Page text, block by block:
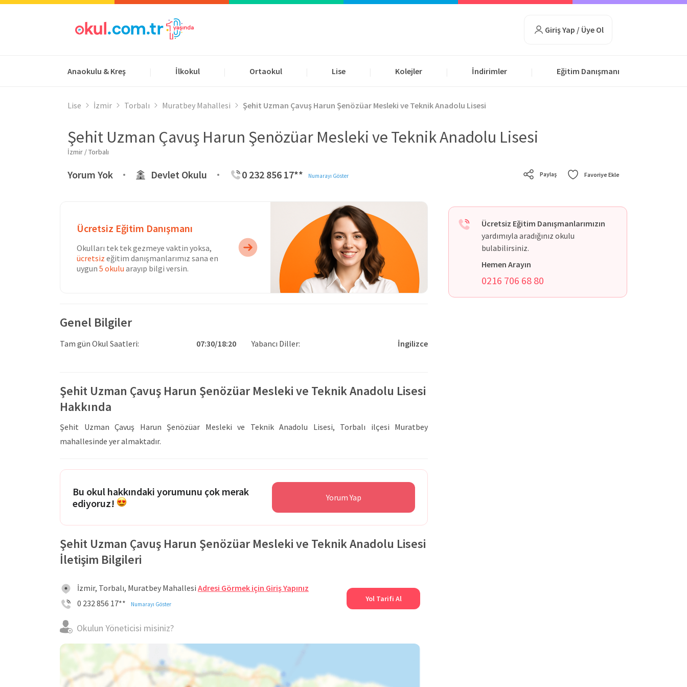
Giriş Yap / Üye Ol
Anaokulu & Kreş İlkokul Ortaokul Lise Kolejler İndirimler Eğitim Danışmanı
Lise İzmir Torbalı Muratbey Mahallesi Şehit Uzman Çavuş Harun Şenözüar Mesleki ve Teknik Anadolu Lisesi
Şehit Uzman Çavuş Harun Şenözüar Mesleki ve Teknik Anadolu Lisesi
İzmir / Torbalı
Favoriye Ekle
Paylaş
Yorum Yok Devlet Okulu 0 232 856 17** Numarayı Göster
Ücretsiz Eğitim Danışmanı
Okulları tek tek gezmeye vaktin yoksa,
ücretsiz eğitim danışmanlarımız sana en
uygun 5 okulu arayıp bilgi versin.
Genel Bilgiler
Tam gün Okul Saatleri: 07:30/18:20 Yabancı Diller: İngilizce
Şehit Uzman Çavuş Harun Şenözüar Mesleki ve Teknik Anadolu Lisesi
Hakkında
Şehit Uzman Çavuş Harun Şenözüar Mesleki ve Teknik Anadolu Lisesi, Torbalı ilçesi Muratbey
mahallesinde yer almaktadır.
Bu okul hakkındaki yorumunu çok merak
ediyoruz!
Yorum Yap
Şehit Uzman Çavuş Harun Şenözüar Mesleki ve Teknik Anadolu Lisesi
İletişim Bilgileri
İzmir, Torbalı, Muratbey Mahallesi Adresi Görmek için Giriş Yapınız
0 232 856 17**
Numarayı Göster
Yol Tarifi Al
Okulun Yöneticisi misiniz?
Ücretsiz Eğitim Danışmanlarımızın
yardımıyla aradığınız okulu
bulabilirsiniz.
Hemen Arayın
0216 706 68 80